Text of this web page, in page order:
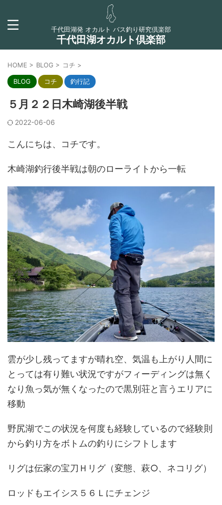
千代田湖発 オカルト バス釣り研究倶楽部
千代田湖オカルト倶楽部
HOME > BLOG > コチ >
BLOG コチ 釣行記
５月２２日木崎湖後半戦
2022-06-06
こんにちは、コチです。
木崎湖釣行後半戦は朝のローライトから一転
雲が少し残ってますが晴れ空、気温も上がり人間に
とっては有り難い状況ですがフィーディングは無く
なり魚っ気が無くなったので黒別荘と言うエリアに
移動
野尻湖でこの状況を何度も経験しているので経験則
から釣り方をボトムの釣りにシフトします
リグは伝家の宝刀Ｈリグ（変態、萩○、ネコリグ）
ロッドもエイシス５６Ｌにチェンジ